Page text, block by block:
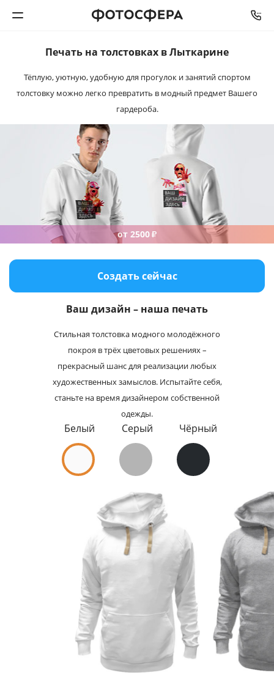
Фотокниги
Календари
Интерьерная печать
Фотоподарки
Багетная мастерская
Полиграфия
Услуги и сервис
Печать на толстовках в Лыткарине
Тёплую, уютную, удобную для прогулок и занятий спортом
толстовку можно легко превратить в модный предмет Вашего
гардероба.
Создать сейчас
от 2500₽
Ваш дизайн – наша печать
Стильная толстовка модного молодёжного
покроя в трёх цветовых решениях –
прекрасный шанс для реализации любых
художественных замыслов. Испытайте себя,
станьте на время дизайнером собственной
одежды.